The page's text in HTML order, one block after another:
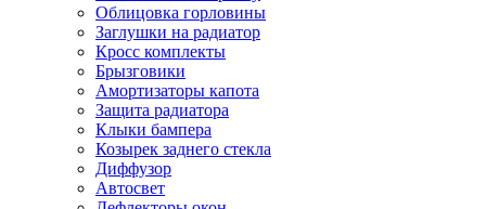
Облицовка горловины
Заглушки на радиатор
Кросс комплекты
Брызговики
Амортизаторы капота
Защита радиатора
Клыки бампера
Козырек заднего стекла
Диффузор
Автосвет